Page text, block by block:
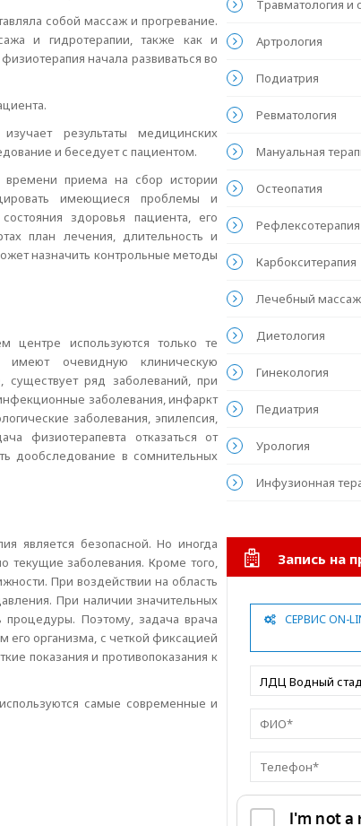
собой массаж и прогревание.
и гидротерапии, также как и
начала развиваться во
результаты медицинских
и беседует с пациентом.
времени приема на сбор истории
имеющиеся проблемы и
здоровья пациента, его
план лечения, длительность и
назначить контрольные методы
центре используются только те
очевидную клиническую
ряд заболеваний, при
заболевания, инфаркт
заболевания, эпилепсия,
физиотерапевта отказаться от
дообследование в сомнительных
является безопасной. Но иногда
текущие заболевания. Кроме того,
При воздействии на область
При наличии значительных
Поэтому, задача врача
его организма, с четкой фиксацией
показания и противопоказания к
самые современные и
Травматология и
Артрология
Подиатрия
Ревматология
Мануальная
Остеопатия
Рефлексотерапия
Карбокситерапия
Лечебный массаж
Диетология
Гинекология
Педиатрия
Урология
Инфузионная
Запись на
СЕРВИС ON-